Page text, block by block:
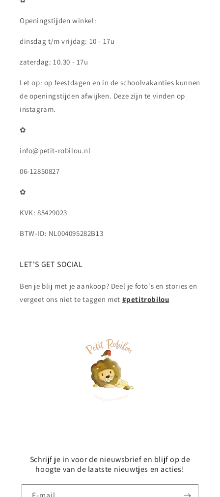
Openingstijden winkel:
dinsdag t/m vrijdag: 10 - 17u
zaterdag: 10.30 - 17u
Let op: op feestdagen en in de schoolvakanties kunnen
de openingstijden afwijken. Deze zijn te vinden op
instagram.
✿
info@petit-robilou.nl
06-12850827
✿
KVK: 85429023
BTW-ID: NL004095282B13
LET'S GET SOCIAL
Ben je blij met je aankoop? Deel je foto's en stories en
vergeet ons niet te taggen met #petitrobilou
Schrijf je in voor de nieuwsbrief en blijf op de
hoogte van de laatste nieuwtjes en acties!